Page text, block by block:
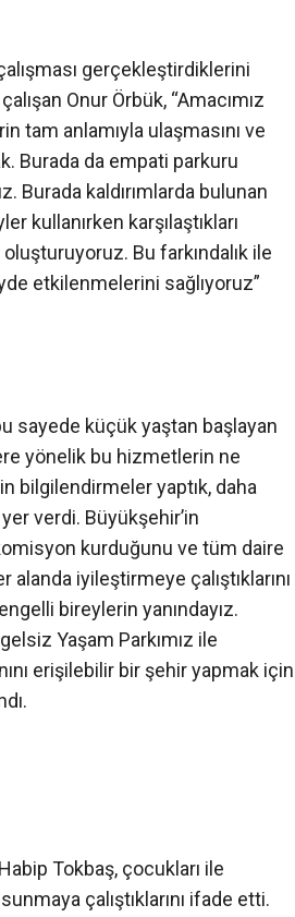
gerçekleştirdiklerini
Onur Örbük, “Amacımız
anlamıyla ulaşmasını ve
Burada da empati parkuru
Burada kaldırımlarda bulunan
kullanırken karşılaştıkları
Bu farkındalık ile
etkilenmelerini sağlıyoruz”
sayede küçük yaştan başlayan
yönelik bu hizmetlerin ne
bilgilendirmeler yaptık, daha
verdi. Büyükşehir’in
kurduğunu ve tüm daire
alanda iyileştirmeye çalıştıklarını
bireylerin yanındayız.
Yaşam Parkımız ile
erişilebilir bir şehir yapmak için
Tokbaş, çocukları ile
çalıştıklarını ifade etti.